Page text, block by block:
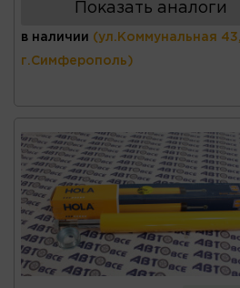
Показать аналоги
в наличии (ул.Коммунальная 43,
г.Симферополь)